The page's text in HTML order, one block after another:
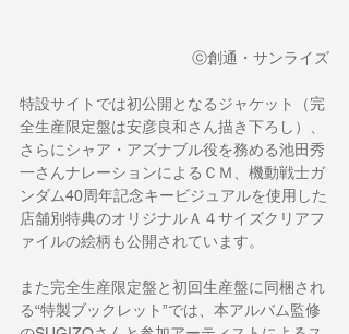
ⓒ創通・サンライズ
特設サイトでは初公開となるジャケット（完
全生産限定盤は安彦良和さん描き下ろし）、
さらにシャア・アズナブル役を務める池田秀
一さんナレーションによるＣＭ、機動戦士ガ
ンダム40周年記念キービジュアルを使用した
店舗別特典のオリジナルＡ４サイズクリアフ
ァイルの絵柄も公開されています。
また完全生産限定盤と初回生産盤に同梱され
る“特製ブックレット”では、本アルバム監修